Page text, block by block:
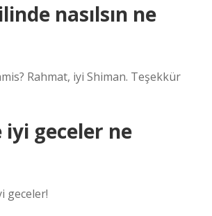
nasılsın ne
Rahmat, iyi Shiman. Teşekkür
iyi geceler ne
geceler!